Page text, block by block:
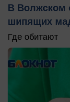
В Волжском
шипящих
Где обитают